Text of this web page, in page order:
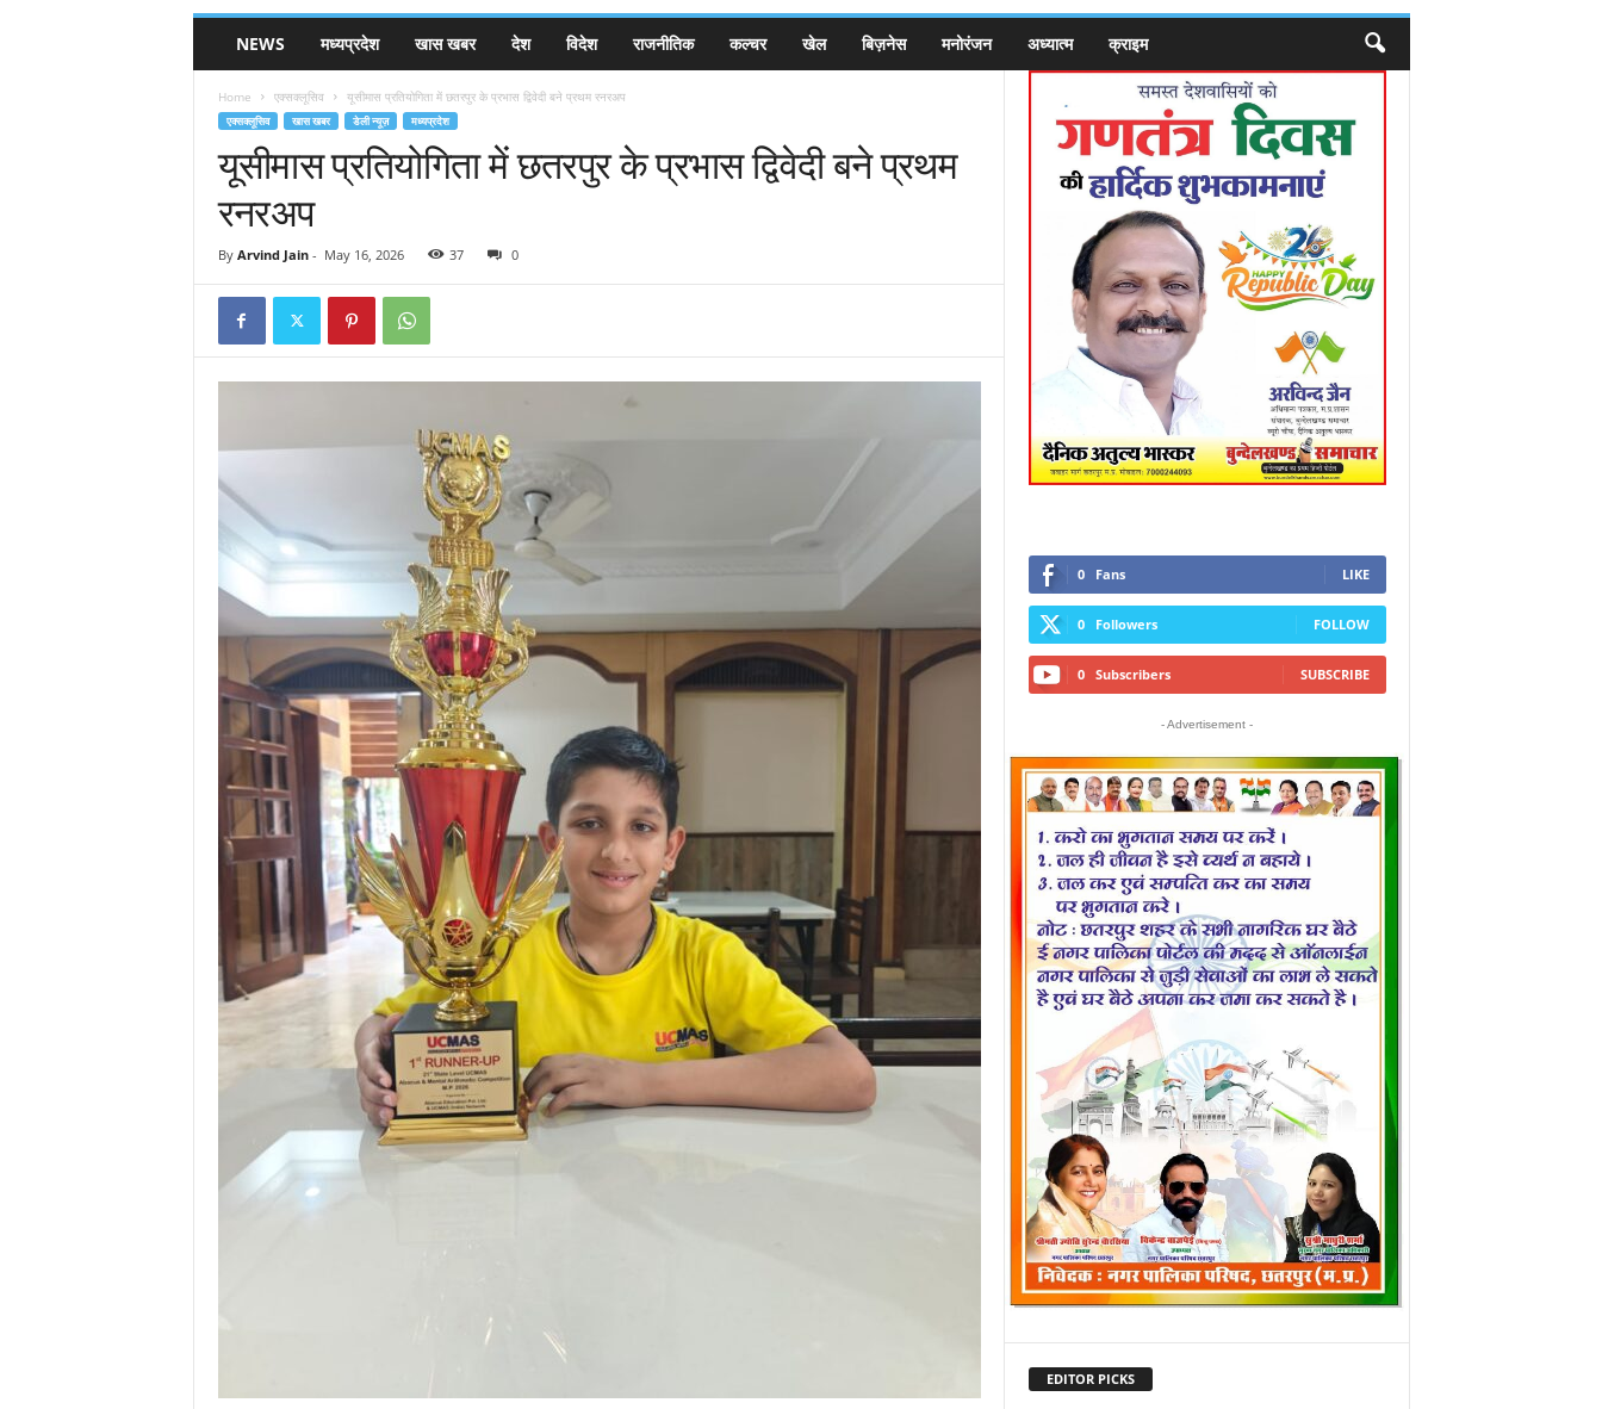
NEWS मध्यप्रदेश खास खबर देश विदेश राजनीतिक कल्चर खेल बिज़नेस मनोरंजन अध्यात्म क्राइम
Home एक्सक्लूसिव यूसीमास प्रतियोगिता में छतरपुर के प्रभास द्विवेदी बने प्रथम रनरअप
एक्सक्लूसिव खास खबर डेली न्यूज़ मध्यप्रदेश
यूसीमास प्रतियोगिता में छतरपुर के प्रभास द्विवेदी बने प्रथम
रनरअप
By Arvind Jain- May 16, 2026 37 0
0 Fans LIKE
0 Followers FOLLOW
0 Subscribers SUBSCRIBE
- Advertisement -
EDITOR PICKS